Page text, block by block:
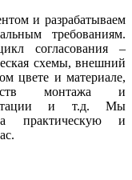
и разрабатываем
требованиям.
согласования –
схемы, внешний
цвете и материале,
монтажа и
и т.д. Мы
практическую и